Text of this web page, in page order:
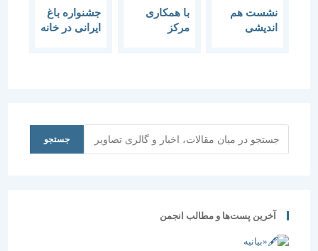
نشست هم
اندیشی
با همکاری
معماری
سلسله
شود
جشنواره باغ
ایرانی در خانه
جستجو
آخرین پست‌ها و مطالب انجمن